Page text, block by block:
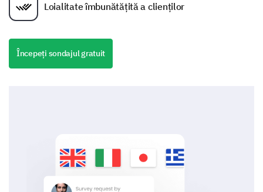
Loialitate îmbunătățită a clienților
Începeți sondajul gratuit